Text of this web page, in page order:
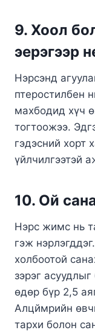
9. Хоол
эерэгээр
Нэрсэнд
птеростилбен
махбодид хүч
тогтоожээ.
гэдэсний хорт
үйлчилгээтэй
10. Ой
Нэрс жимс нь
гэж
холбоотой
зэрэг
өдөр бүр 2,5
Алцймрийн
тархи болон